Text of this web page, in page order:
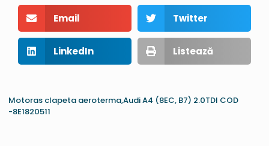
Email Twitter
LinkedIn Listează
Motoras clapeta aeroterma,Audi A4 (8EC, B7) 2.0TDI COD
-8E1820511